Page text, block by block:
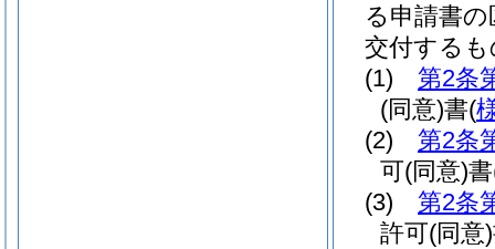
る申請書
交付する
(1)
第2条
(同意)書(
(2)
第2条
可(同意)書
(3)
第2条
許可(同意)